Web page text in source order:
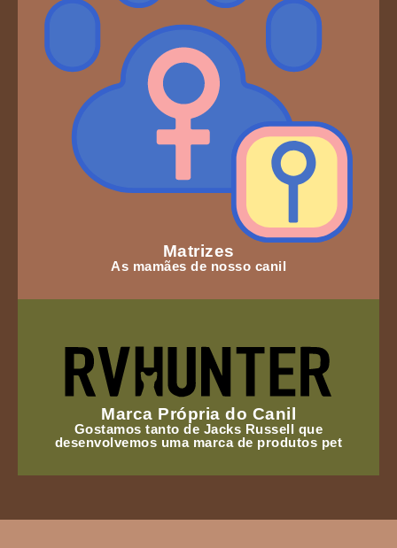
Matrizes
As mamães de nosso canil
Marca Própria do Canil
Gostamos tanto de Jacks Russell que
desenvolvemos uma marca de produtos pet